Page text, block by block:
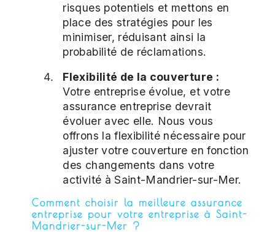
risques potentiels et mettons en
place des stratégies pour les
minimiser, réduisant ainsi la
probabilité de réclamations.
Flexibilité de la couverture :
Votre entreprise évolue, et votre
assurance entreprise devrait
évoluer avec elle. Nous vous
offrons la flexibilité nécessaire pour
ajuster votre couverture en fonction
des changements dans votre
activité à Saint-Mandrier-sur-Mer.
Comment choisir la meilleure assurance
entreprise pour votre entreprise à Saint-
Mandrier-sur-Mer ?